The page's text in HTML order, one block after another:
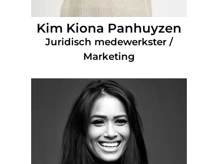
Kim Kiona Panhuyzen
Juridisch medewerkster /
Marketing